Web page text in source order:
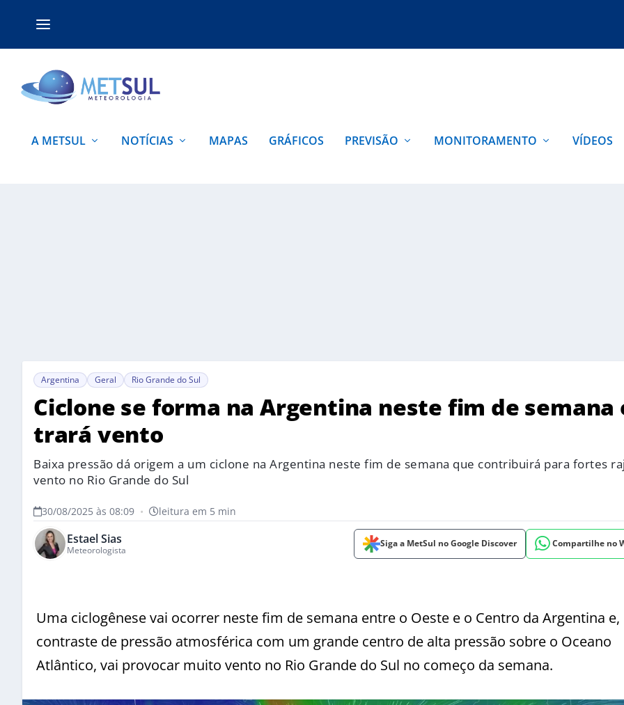
A METSUL NOTÍCIAS MAPAS GRÁFICOS PREVISÃO MONITORAMENTO VÍDEOS
Argentina Geral Rio Grande do Sul
Ciclone se forma na Argentina neste fim de semana
trará vento
Baixa pressão dá origem a um ciclone na Argentina neste fim de semana que contribuirá para fortes
vento no Rio Grande do Sul
30/08/2025 às 08:09 • leitura em 5 min
Estael Sias
Meteorologista
Siga a MetSul no Google Discover Compartilhe no
Uma ciclogênese vai ocorrer neste fim de semana entre o Oeste e o Centro da Argentina e,
contraste de pressão atmosférica com um grande centro de alta pressão sobre o Oceano
Atlântico, vai provocar muito vento no Rio Grande do Sul no começo da semana.